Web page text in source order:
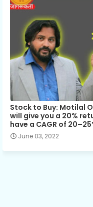
Stock to Buy: Motilal
will give you a 20%
have a CAGR of
June 03, 2022